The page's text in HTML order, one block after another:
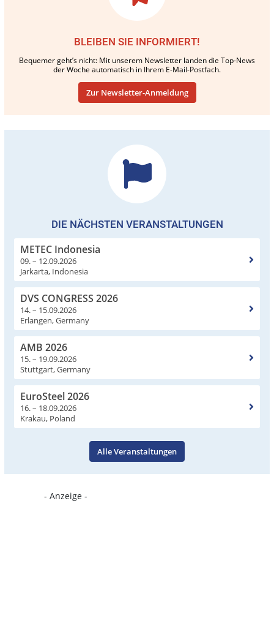
BLEIBEN SIE INFORMIERT!
Bequemer geht’s nicht: Mit unserem Newsletter landen die Top-News
der Woche automatisch in Ihrem E-Mail-Postfach.
Zur Newsletter-Anmeldung
DIE NÄCHSTEN VERANSTALTUNGEN
METEC Indonesia
09. – 12.09.2026
Jarkarta, Indonesia
DVS CONGRESS 2026
14. – 15.09.2026
Erlangen, Germany
AMB 2026
15. – 19.09.2026
Stuttgart, Germany
EuroSteel 2026
16. – 18.09.2026
Krakau, Poland
Alle Veranstaltungen
- Anzeige -